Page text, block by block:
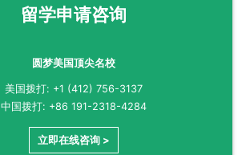
留学申请咨询
圆梦美国顶尖名校
美国拨打: +1 (412) 756-3137
中国拨打: +86 191-2318-4284
立即在线咨询 >